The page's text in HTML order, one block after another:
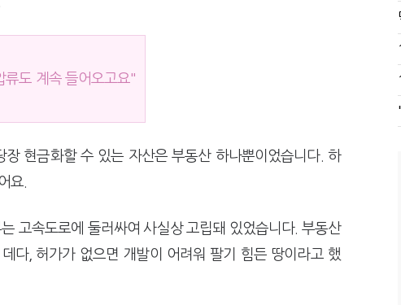
류도 계속 들어오고요"
현금화할 수 있는 자산은 부동산 하나뿐이었습니다. 하
요.
고속도로에 둘러싸여 사실상 고립돼 있었습니다. 부동산
다, 허가가 없으면 개발이 어려워 팔기 힘든 땅이라고 했